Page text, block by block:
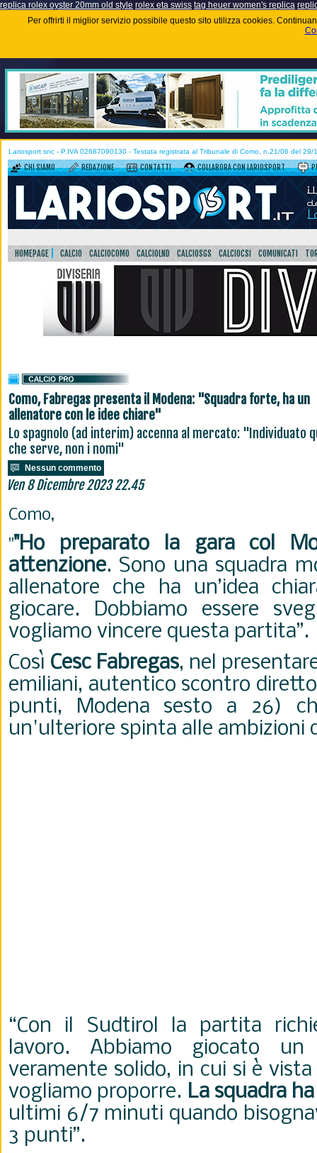
replica rolex oyster 20mm old style rolex eta swiss tag heuer women's replica
Per offrirti il miglior servizio possibile questo sito utilizza cookies.
Lariosport snc - P.IVA 02687090130 - Testata registrata al Tribunale di Como, n.21/06 del 29/
CHI SIAMO REDAZIONE CONTATTI COLLABORA CON LARIOSPORT
HOMEPAGE CALCIO CALCIOCOMO CALCIOLND CALCIOSGS CALCIOCSI COMUNICATI
Como, Fabregas presenta il Modena: "Squadra forte, ha un
allenatore con le idee chiare"
Lo spagnolo (ad interim) accenna al mercato: "Individuato
che serve, non i nomi"
Nessun commento
Ven 8 Dicembre 2023 22.45
Como,
""Ho preparato la gara col
attenzione. Sono una squadra
allenatore che ha un’idea
giocare. Dobbiamo essere
vogliamo vincere questa partita”.
Così Cesc Fabregas, nel
emiliani, autentico scontro
punti, Modena sesto a 26)
un'ulteriore spinta alle ambizioni
“Con il Sudtirol la partita
lavoro. Abbiamo giocato un
veramente solido, in cui si è vista
vogliamo proporre. La squadra
ultimi 6/7 minuti quando
3 punti”.